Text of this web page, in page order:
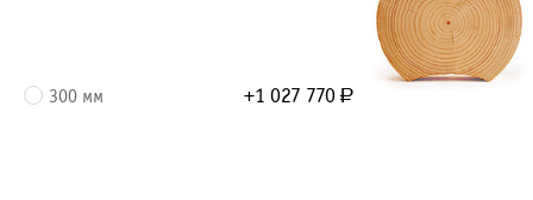
300 мм +1 027 770Р